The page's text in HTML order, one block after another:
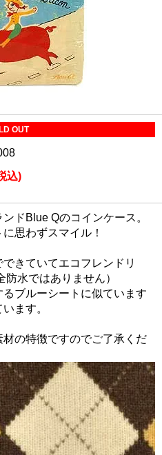
OUT
込)
ドBlue Qのコインケース。
思わずスマイル！
できていてエコフレンドリ
水ではありません）
ブルーシートに似ています
ます。
の特徴ですのでご了承くだ